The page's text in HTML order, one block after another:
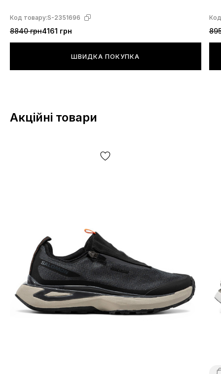
Код товару:S-2351696
8840 грн4161 грн
ШВИДКА ПОКУПКА
Акційні товари